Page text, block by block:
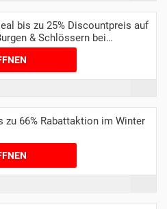
bis zu 25% Discountpreis auf
& Schlössern bei
zu 66% Rabattaktion im Winter